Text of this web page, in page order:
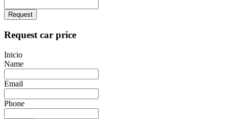
Request
Request car price
Inicio
Name
Email
Phone